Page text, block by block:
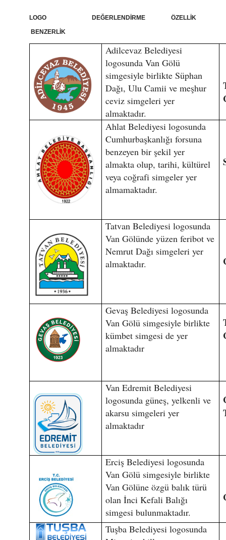
LOGO DEĞERLENDİRME ÖZELLİK
BENZERLİK
Adilcevaz Belediyesi
logosunda Van Gölü
simgesiyle birlikte Süphan
Dağı, Ulu Camii ve meşhur
ceviz simgeleri yer
almaktadır.
Ahlat Belediyesi logosunda
Cumhurbaşkanlığı forsuna
benzeyen bir şekil yer
almakta olup, tarihi, kültürel
veya coğrafi simgeler yer
almamaktadır.
Tatvan Belediyesi logosunda
Van Gölünde yüzen feribot ve
Nemrut Dağı simgeleri yer
almaktadır.
Gevaş Belediyesi logosunda
Van Gölü simgesiyle birlikte
kümbet simgesi de yer
almaktadır
Van Edremit Belediyesi
logosunda güneş, yelkenli ve
akarsu simgeleri yer
almaktadır
Erciş Belediyesi logosunda
Van Gölü simgesiyle birlikte
Van Gölüne özgü balık türü
olan İnci Kefali Balığı
simgesi bulunmaktadır.
Tuşba Belediyesi logosunda